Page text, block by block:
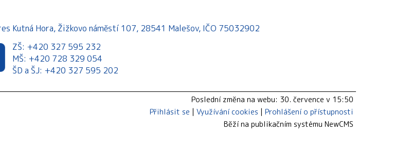
Kutná Hora, Žižkovo náměstí 107, 28541 Malešov, IČO 75032902
ZŠ: +420 327 595 232
MŠ: +420 728 329 054
ŠD a ŠJ: +420 327 595 202
Poslední změna na webu: 30. července v 15:50
Přihlásit se
Využívání cookies
Prohlášení o přístupnosti
Běží na publikačním systému NewCMS